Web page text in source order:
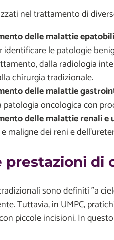
nel trattamento di
delle malattie
identificare le patologie
dalla radiologia
chirurgia tradizionale.
delle malattie
oncologica con
delle malattie renali e
maligne dei reni e
prestazioni di
sono definiti "a
Tuttavia, in UMPC,
piccole incisioni. In